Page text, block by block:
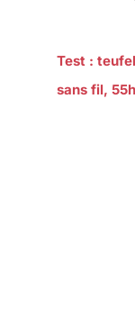
Test :
sans fil,